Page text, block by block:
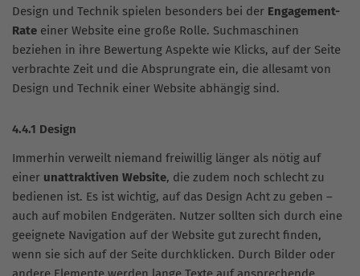
Design und Technik spielen besonders bei der Engagement-
Rate einer Website eine große Rolle. Suchmaschinen
beziehen in ihre Bewertung Aspekte wie Klicks, auf der Seite
verbrachte Zeit und die Absprungrate ein, die allesamt von
Design und Technik einer Website abhängig sind.
4.4.1 Design
Immerhin verweilt niemand freiwillig länger als nötig auf
einer unattraktiven Website, die zudem noch schlecht zu
bedienen ist. Es ist wichtig, auf das Design Acht zu geben –
auch auf mobilen Endgeräten. Nutzer sollten sich durch eine
geeignete Navigation auf der Website gut zurecht finden,
wenn sie sich auf der Seite durchklicken. Durch Bilder oder